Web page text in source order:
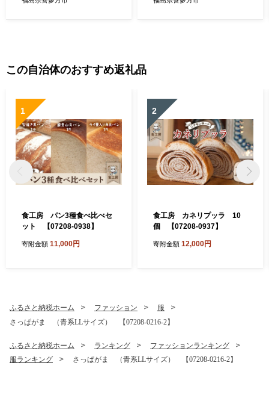
この自治体のおすすめ返礼品
1
食工房 パン3種食べ比べセ
ット 【07208-0938】
寄附金額 11,000円
2
食工房 カネリプッラ 10
個 【07208-0937】
寄附金額 12,000円
ふるさと納税ホーム ファッション
服
さっぱがま （青系LLサイズ） 【07208-0216-2】
ふるさと納税ホーム ランキング
ファッションランキング
服ランキング
さっぱがま （青系LLサイズ） 【07208-0216-2】